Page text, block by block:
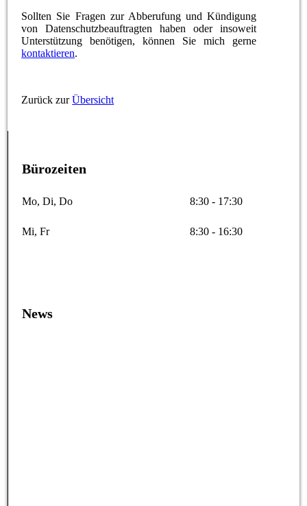
Sollten Sie Fragen zur Abberufung und Kündigung
von Datenschutzbeauftragten haben oder insoweit
Unterstützung benötigen, können Sie mich gerne
kontaktieren.
Zurück zurÜbersicht
Bürozeiten
Mo, Di, Do 8:30 - 17:30
Mi, Fr 8:30 - 16:30
News